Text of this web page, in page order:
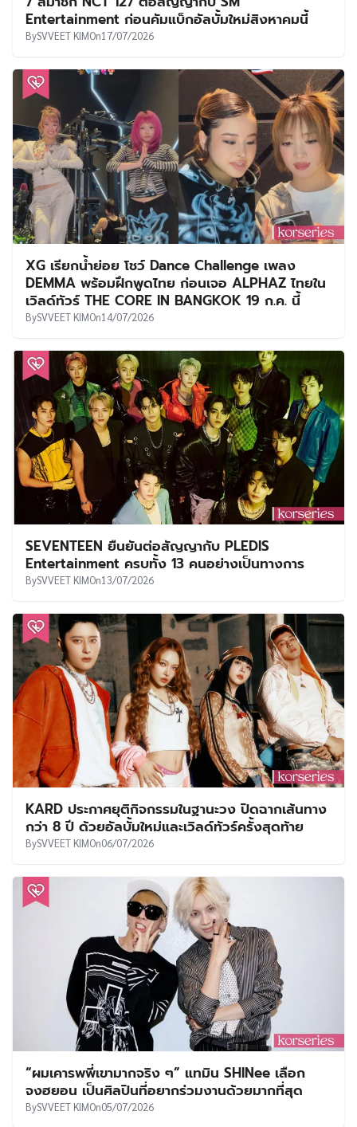
Entertainment ก่อนคัมแบ็กอัลบั้มใหม่สิงหาคมนี้
BySVVEET KIMOn17/07/2026
XG เรียกน้ำย่อย โชว์ Dance Challenge เพลง
DEMMA พร้อมฝึกพูดไทย ก่อนเจอ ALPHAZ ไทยใน
เวิลด์ทัวร์ THE CORE IN BANGKOK 19 ก.ค. นี้
BySVVEET KIMOn14/07/2026
SEVENTEEN ยืนยันต่อสัญญากับ PLEDIS
Entertainment ครบทั้ง 13 คนอย่างเป็นทางการ
BySVVEET KIMOn13/07/2026
KARD ประกาศยุติกิจกรรมในฐานะวง ปิดฉากเส้นทาง
กว่า 8 ปี ด้วยอัลบั้มใหม่และเวิลด์ทัวร์ครั้งสุดท้าย
BySVVEET KIMOn06/07/2026
“ผมเคารพพี่เขามากจริง ๆ” แทมิน SHINee เลือก
จงฮยอน เป็นศิลปินที่อยากร่วมงานด้วยมากที่สุด
BySVVEET KIMOn05/07/2026